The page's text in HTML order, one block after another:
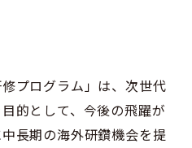
プログラム」は、次世代
的として、今後の飛躍が
長期の海外研鑽機会を提